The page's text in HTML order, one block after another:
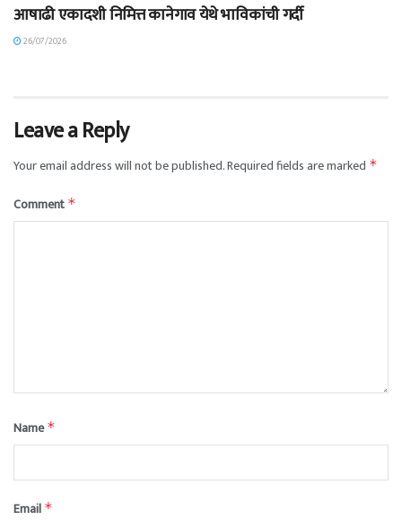
आषाढी एकादशी निमित्त कानेगाव येथे भाविकांची गर्दी
26/07/2026
Leave a Reply
Your email address will not be published.Required fields are marked *
Comment *
Name*
Email *